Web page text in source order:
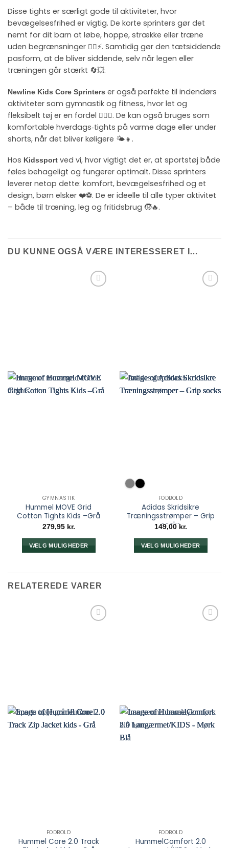
Disse tights er særligt gode til aktiviteter, hvor
bevægelsesfrihed er vigtig. De korte sprinters gør det
nemt for dit barn at løbe, hoppe, strække eller træne
uden begrænsninger 🤸‍♀️⚡. Samtidig gør den tætsiddende
pasform, at de bliver siddende, selv når legen eller
træningen går stærkt 🔄💥.
Newline Kids Core Sprinters er også perfekte til indendørs
aktiviteter som gymnastik og fitness, hvor let og
fleksibelt tøj er en fordel 🏋️‍♂️😊. De kan også bruges som
komfortable hverdags‑tights på varme dage eller under
shorts, når det bliver køligere 🌤️👧.
Hos Kidssport ved vi, hvor vigtigt det er, at sportstøj både
føles behageligt og fungerer optimalt. Disse sprinters
leverer netop dette: komfort, bevægelsesfrihed og et
design, børn elsker ❤️⚽. De er ideelle til alle typer aktivitet
– både til træning, leg og fritidsbrug 🧒🔥.
DU KUNNE OGSÅ VÆRE INTERESSERET I…
GYMNASTIK
Hummel MOVE Grid
Cotton Tights Kids –Grå
279,95 kr.
VÆLG MULIGHEDER
flere
Mulighederne
FODBOLD
Adidas Skridsikre
Træningsstrømper – Grip
socks
149,00 kr.
VÆLG MULIGHEDER
Mulighederne
RELATEREDE VARER
FODBOLD
Hummel Core 2.0 Track
FODBOLD
HummelComfort 2.0